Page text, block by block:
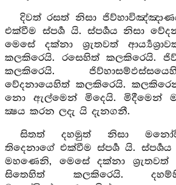
දිවත් රසත් නිසා
එක්වීම ස්පර්‍ශ යි. ස්පර්‍ශය නිසා
මෙසේ දක්නා ශ්‍රැතවත්
කලකිරෙයි. රසෙහිත් කලකිරෙයි.
කලකිරෙයි.
වේදනායෙහිත් කලකිරෙයි.
නො ඇල්මෙන් මිදෙයි. මිදීමෙන්
ක්‍ෂය කරන ලදැ යි දැනගනී.
සිතත් දහමුත් නිසා
තිදෙනාගේ එක්වීම ස්පර්‍ශ යි.
මහණෙනි, මෙසේ දක්නා ශ්‍රැතවත්
සිතෙහිත් කලකිරෙයි.